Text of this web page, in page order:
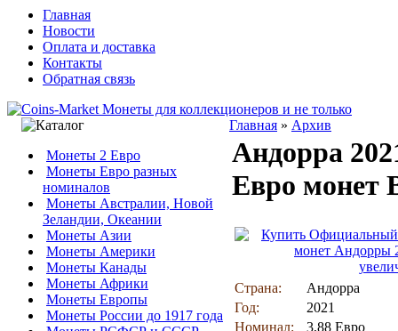
Главная
Новости
Оплата и доставка
Контакты
Обратная связь
Монеты 2 Евро
Монеты Евро разных
номиналов
Монеты Австралии, Новой
Зеландии, Океании
Монеты Азии
Монеты Америки
Монеты Канады
Монеты Африки
Монеты Европы
Монеты России до 1917 года
Главная » Архив
Андорра
Евро монет
Страна:
Андорра
Год:
2021
Номинал:
3,88 Евро